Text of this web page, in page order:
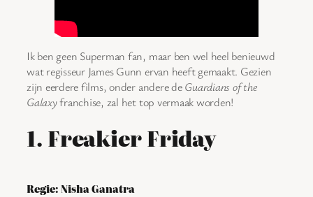
Ik ben geen Superman fan, maar ben wel heel benieuwd
wat regisseur James Gunn ervan heeft gemaakt. Gezien
zijn eerdere films, onder andere deGuardians of the
Galaxyfranchise, zal het top vermaak worden!
1. Freakier Friday
Regie: Nisha Ganatra